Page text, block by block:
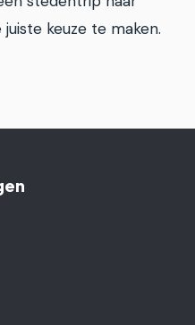
keuze te maken.